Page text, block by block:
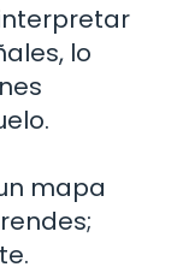
lo
mapa